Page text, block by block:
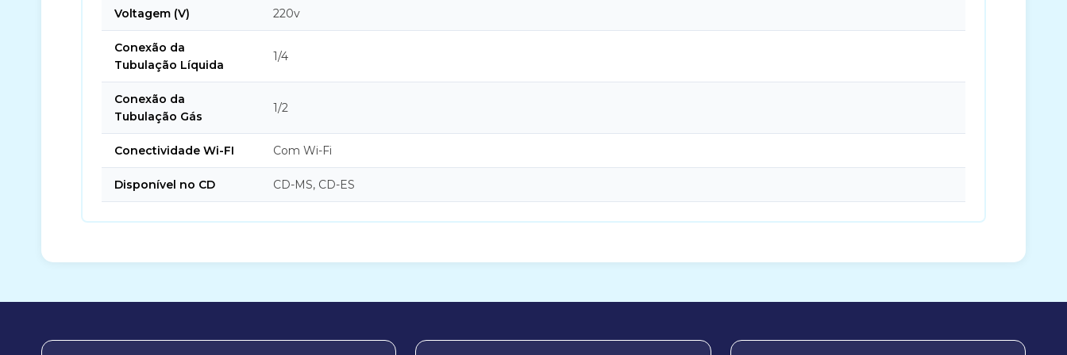
Voltagem (V) 220v
Conexão da
Tubulação Líquida
1/4
Conexão da
Tubulação Gás
1/2
Conectividade Wi-FI Com Wi-Fi
Disponível no CD CD-MS, CD-ES